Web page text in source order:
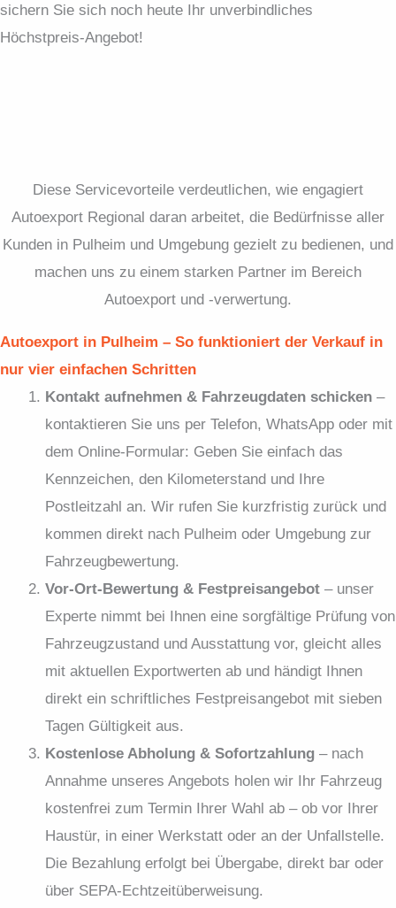
sichern Sie sich noch heute Ihr unverbindliches
Höchstpreis-Angebot!
Diese Servicevorteile verdeutlichen, wie engagiert
Autoexport Regional daran arbeitet, die Bedürfnisse aller
Kunden in Pulheim und Umgebung gezielt zu bedienen, und
machen uns zu einem starken Partner im Bereich
Autoexport und -verwertung.
Autoexport in Pulheim – So funktioniert der Verkauf in
nur vier einfachen Schritten
Kontakt aufnehmen & Fahrzeugdaten schicken –
kontaktieren Sie uns per Telefon, WhatsApp oder mit
dem Online-Formular: Geben Sie einfach das
Kennzeichen, den Kilometerstand und Ihre
Postleitzahl an. Wir rufen Sie kurzfristig zurück und
kommen direkt nach Pulheim oder Umgebung zur
Fahrzeugbewertung.
Vor-Ort-Bewertung & Festpreisangebot – unser
Experte nimmt bei Ihnen eine sorgfältige Prüfung von
Fahrzeugzustand und Ausstattung vor, gleicht alles
mit aktuellen Exportwerten ab und händigt Ihnen
direkt ein schriftliches Festpreisangebot mit sieben
Tagen Gültigkeit aus.
Kostenlose Abholung & Sofortzahlung – nach
Annahme unseres Angebots holen wir Ihr Fahrzeug
kostenfrei zum Termin Ihrer Wahl ab – ob vor Ihrer
Haustür, in einer Werkstatt oder an der Unfallstelle.
Die Bezahlung erfolgt bei Übergabe, direkt bar oder
über SEPA-Echtzeitüberweisung.